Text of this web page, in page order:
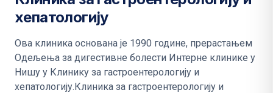
хепатологију
Ова клиника основана је 1990 године, прерастањем
Одељења за дигестивне болести Интерне клинике у
Нишу у Клинику за гастроентерологију и
хепатологију.Клиника за гастроентерологију и